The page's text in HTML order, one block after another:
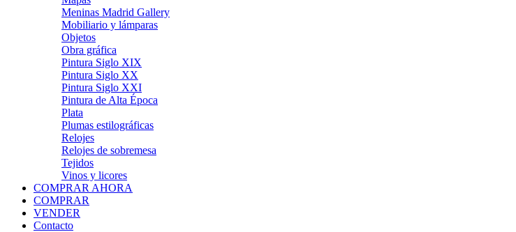
Meninas Madrid Gallery
Mobiliario y lámparas
Objetos
Obra gráfica
Pintura Siglo XIX
Pintura Siglo XX
Pintura Siglo XXI
Pintura de Alta Época
Plata
Plumas estilográficas
Relojes
Relojes de sobremesa
Tejidos
Vinos y licores
COMPRAR AHORA
COMPRAR
VENDER
Contacto